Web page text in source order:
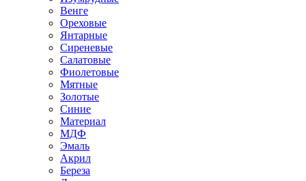
Венге
Ореховые
Янтарные
Сиреневые
Салатовые
Фиолетовые
Мятные
Золотые
Синие
Материал
МДФ
Эмаль
Акрил
Береза